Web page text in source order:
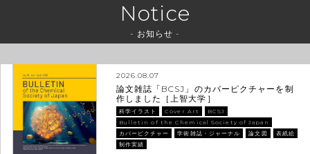
Notice
- お知らせ -
2026.08.07
論文雑誌「BCSJ」のカバーピクチャーを制
作しました［上智大学］
科学イラスト Cover Art
BCSJ
Bulletin of the Chemical Society of Japan
カバーピクチャー
学術雑誌・ジャーナル 論文図
表紙絵
制作実績